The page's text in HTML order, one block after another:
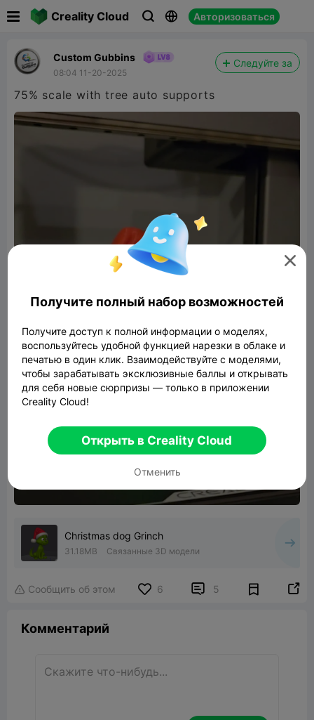
Creality Cloud   Авторизоваться
Custom Gubbins
08:04 11-20-2025
Следуйте за
75% scale with tree auto supports
Christmas dog Grinch
31.18MB Связанные 3D модели
 Сообщить об этом 6  5 
Комментарий

Получите полный набор возможностей
Получите доступ к полной информации о моделях,
воспользуйтесь удобной функцией нарезки в облаке и
печатью в один клик. Взаимодействуйте с моделями,
чтобы зарабатывать эксклюзивные баллы и открывать
для себя новые сюрпризы — только в приложении
Creality Cloud!
Открыть в Creality Cloud
Отменить